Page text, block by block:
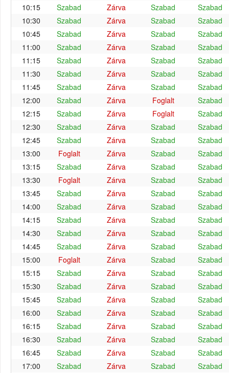
10:15
Szabad Zárva Szabad
Szabad
10:30
Szabad Zárva Szabad
Szabad
10:45
Szabad Zárva Szabad
Szabad
11:00
Szabad Zárva Szabad
Szabad
11:15
Szabad Zárva Szabad
Szabad
11:30
Szabad Zárva Szabad
Szabad
11:45
Szabad Zárva Szabad
Szabad
12:00
Szabad Zárva Foglalt
Szabad
12:15
Szabad Zárva Foglalt
Szabad
12:30
Szabad Zárva Szabad
Szabad
12:45
Szabad Zárva Szabad
Szabad
13:00
Foglalt Zárva Szabad
Szabad
13:15
Szabad Zárva Szabad
Szabad
13:30
Foglalt Zárva Szabad
Szabad
13:45
Szabad Zárva Szabad
Szabad
14:00
Szabad Zárva Szabad
Szabad
14:15
Szabad Zárva Szabad
Szabad
14:30
Szabad Zárva Szabad
Szabad
14:45
Szabad Zárva Szabad
Szabad
15:00
Foglalt Zárva Szabad
Szabad
15:15
Szabad Zárva Szabad
Szabad
15:30
Szabad Zárva Szabad
Szabad
15:45
Szabad Zárva Szabad
Szabad
16:00
Szabad Zárva Szabad
Szabad
16:15
Szabad Zárva Szabad
Szabad
16:30
Szabad Zárva Szabad
Szabad
16:45
Szabad Zárva Szabad
Szabad
17:00
Szabad Zárva Szabad
Szabad